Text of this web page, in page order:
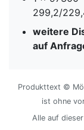
299,2/
weitere
auf
Produkttext ©
ist ohne
Alle auf